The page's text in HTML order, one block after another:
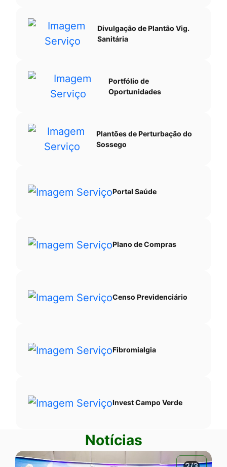
Divulgação de Plantão Vig.
Sanitária
Portfólio de
Oportunidades
Plantões de Perturbação do
Sossego
Portal Saúde
Plano de Compras
Censo Previdenciário
Fibromialgia
Invest Campo Verde
Notícias